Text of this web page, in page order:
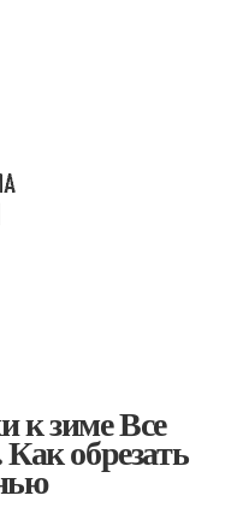
к зиме Все
обрезать